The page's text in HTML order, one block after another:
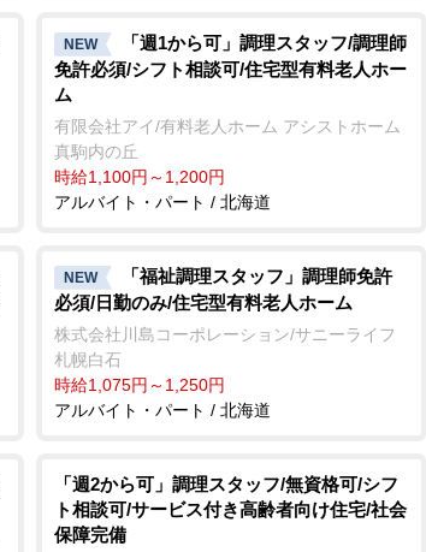
NEW
「週1から可」調理スタッフ/調理師
免許必須/シフト相談可/住宅型有料老人ホー
ム
有限会社アイ/有料老人ホーム アシストホーム
真駒内の丘
時給1,100円～1,200円
アルバイト・パート / 北海道
NEW
「福祉調理スタッフ」調理師免許
必須/日勤のみ/住宅型有料老人ホーム
株式会社川島コーポレーション/サニーライフ
札幌白石
時給1,075円～1,250円
アルバイト・パート / 北海道
「週2から可」調理スタッフ/無資格可/シフ
ト相談可/サービス付き高齢者向け住宅/社会
保障完備